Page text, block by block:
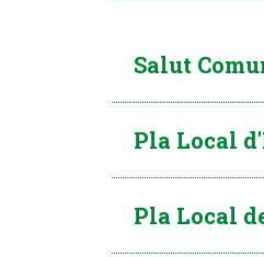
Salut
Pla Local
Pla Local